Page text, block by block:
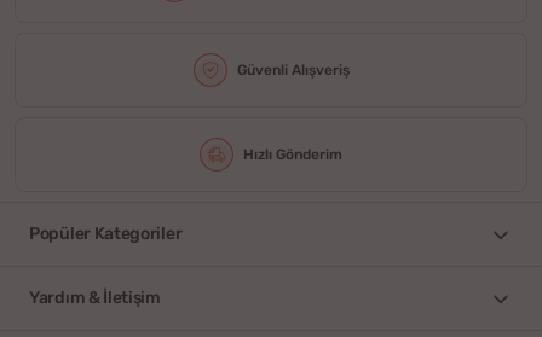
Güvenli Alışveriş
Hızlı Gönderim
Popüler Kategoriler
Yardım & İletişim